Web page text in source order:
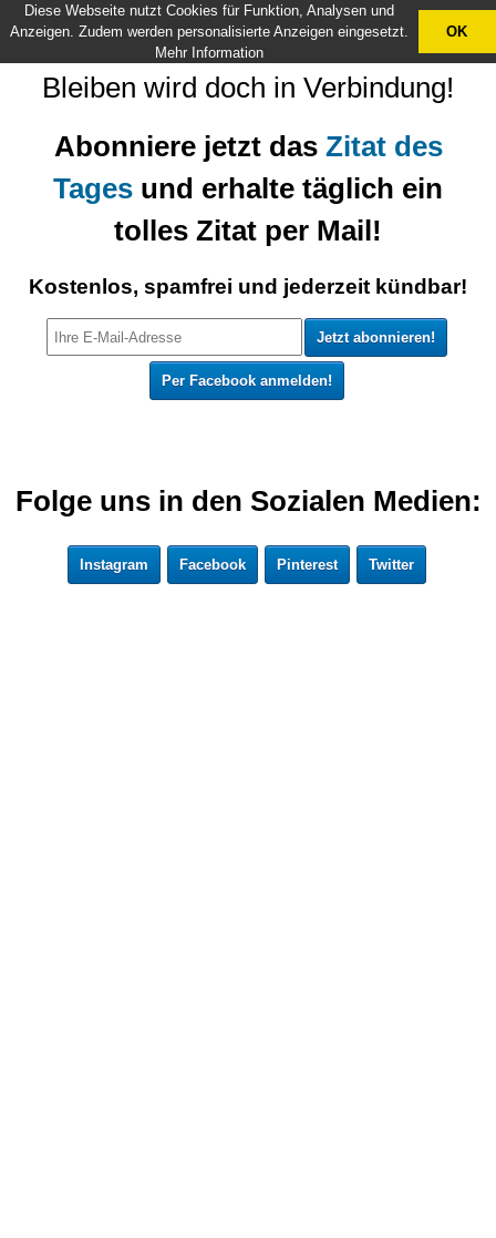
Bleiben wird doch in Verbindung!
Abonniere jetzt das Zitat des
Tages und erhalte täglich ein
tolles Zitat per Mail!
Kostenlos, spamfrei und jederzeit kündbar!
Per Facebook anmelden!
Folge uns in den Sozialen Medien:
Instagram Facebook Pinterest Twitter
X
Diese Webseite nutzt Cookies für Funktion, Analysen und
Anzeigen. Zudem werden personalisierte Anzeigen eingesetzt.
Mehr Information
OK